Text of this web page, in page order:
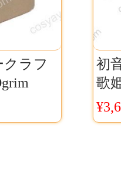
ラフ
ン 仮装
初
歌
コ